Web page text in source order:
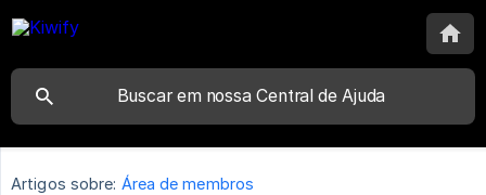
Artigos sobre: Área de membros